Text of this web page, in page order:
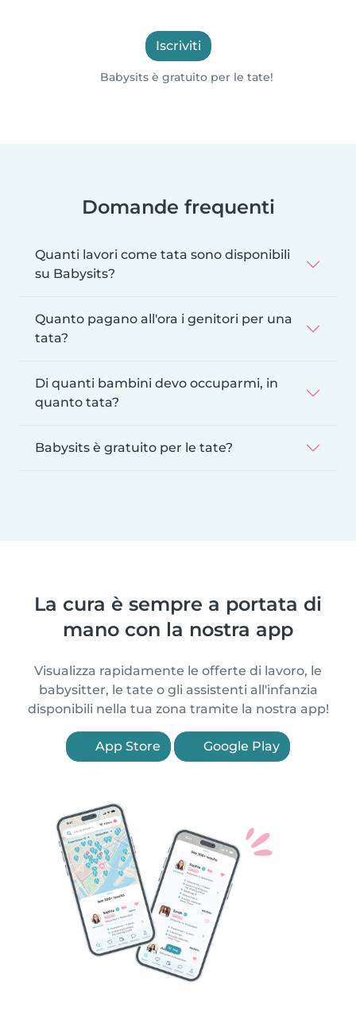
Iscriviti
Babysits è gratuito per le tate!
Domande frequenti
Quanti lavori come tata sono disponibili
su Babysits?
Quanto pagano all'ora i genitori per una
tata?
Di quanti bambini devo occuparmi, in
quanto tata?
Babysits è gratuito per le tate?
La cura è sempre a portata di
mano con la nostra app
Visualizza rapidamente le offerte di lavoro, le
babysitter, le tate o gli assistenti all'infanzia
disponibili nella tua zona tramite la nostra app!
App Store Google Play